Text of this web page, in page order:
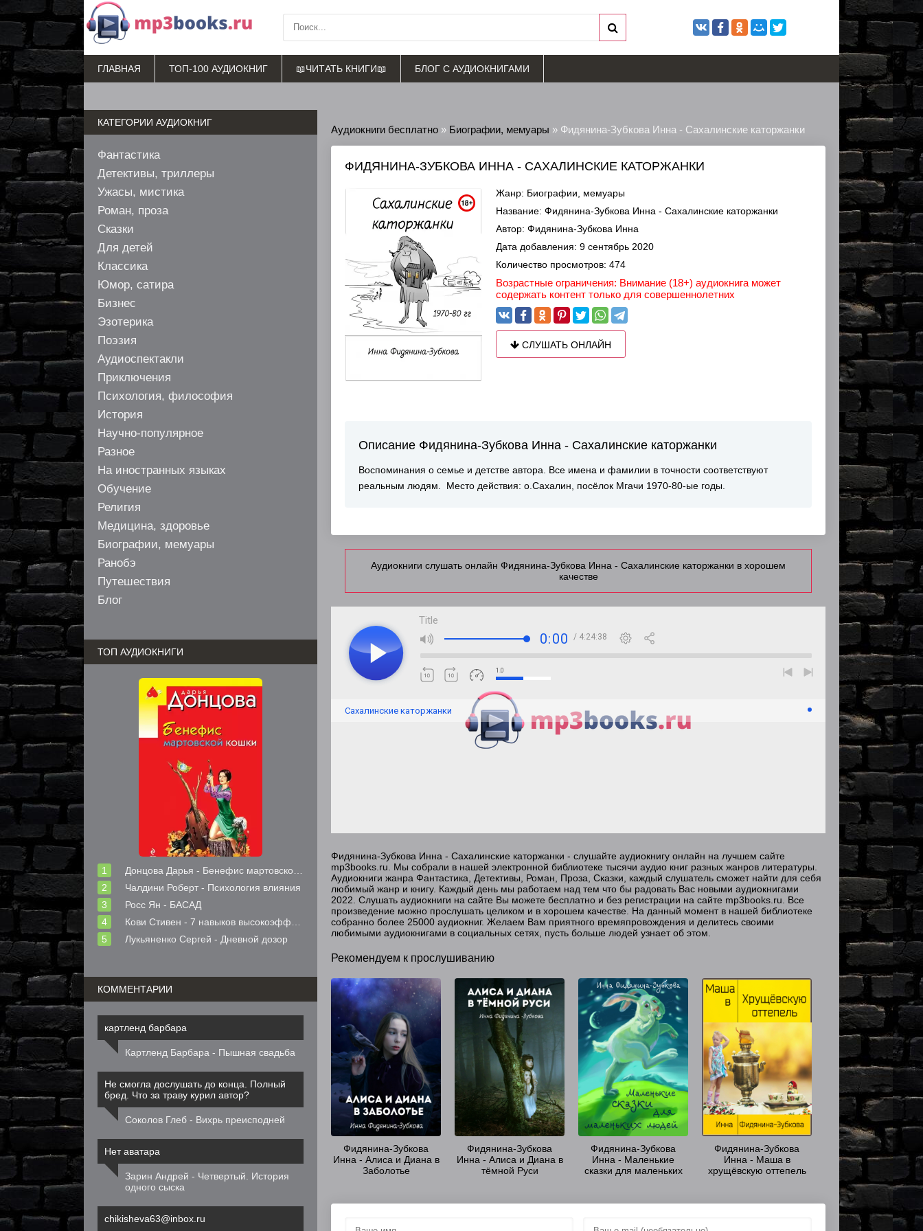
Аудиокниги бесплатно » Биографии, мемуары » Фидянина-Зубкова Инна - Сахалинские каторжанки
ФИДЯНИНА-ЗУБКОВА ИННА - САХАЛИНСКИЕ КАТОРЖАНКИ
Жанр: Биографии, мемуары
Название: Фидянина-Зубкова Инна - Сахалинские каторжанки
Автор: Фидянина-Зубкова Инна
Дата добавления: 9 сентябрь 2020
Количество просмотров: 474
Возрастные ограничения: Внимание (18+) аудиокнига может
содержать контент только для совершеннолетних
СЛУШАТЬ ОНЛАЙН
Описание Фидянина-Зубкова Инна - Сахалинские каторжанки
Воспоминания о семье и детстве автора. Все имена и фамилии в точности соответствуют
реальным людям. Место действия: о.Сахалин, посёлок Мгачи 1970-80-ые годы.
Аудиокниги слушать онлайн Фидянина-Зубкова Инна - Сахалинские каторжанки в хорошем
качестве
Title
0:00 / 4:24:38
1.0
Сахалинские каторжанки
Фидянина-Зубкова Инна - Сахалинские каторжанки - слушайте аудиокнигу онлайн на лучшем сайте
mp3books.ru. Мы собрали в нашей электронной библиотеке тысячи аудио книг разных жанров литературы.
Аудиокниги жанра Фантастика, Детективы, Роман, Проза, Сказки, каждый слушатель сможет найти для себя
любимый жанр и книгу. Каждый день мы работаем над тем что бы радовать Вас новыми аудиокнигами
2022. Слушать аудиокниги на сайте Вы можете бесплатно и без регистрации на сайте mp3books.ru. Все
произведение можно прослушать целиком и в хорошем качестве. На данный момент в нашей библиотеке
собранно более 25000 аудиокниг. Желаем Вам приятного времяпровождения и делитесь своими
любимыми аудиокнигами в социальных сетях, пусть больше людей узнает об этом.
Рекомендуем к прослушиванию
Фидянина-Зубкова
Инна - Алиса и Диана в
Заболотье
Фидянина-Зубкова
Инна - Алиса и Диана в
тёмной Руси
Фидянина-Зубкова
Инна - Маленькие
сказки для маленьких
Фидянина-Зубкова
Инна - Маша в
хрущёвскую оттепель
КАТЕГОРИИ АУДИОКНИГ
Фантастика
Детективы, триллеры
Ужасы, мистика
Роман, проза
Сказки
Для детей
Классика
Юмор, сатира
Бизнес
Эзотерика
Поэзия
Аудиоспектакли
Приключения
Психология, философия
История
Научно-популярное
Разное
На иностранных языках
Обучение
Религия
Медицина, здоровье
Биографии, мемуары
Ранобэ
Путешествия
Блог
ТОП АУДИОКНИГИ
Донцова Дарья - Бенефис мартовской кошки
Чалдини Роберт - Психология влияния
Росс Ян - БАСАД
Кови Стивен - 7 навыков высокоэффективных людей
Лукьяненко Сергей - Дневной дозор
КОММЕНТАРИИ
картленд барбара
Картленд Барбара - Пышная свадьба
Не смогла дослушать до конца. Полный
бред. Что за траву курил автор?
Соколов Глеб - Вихрь преисподней
Нет аватара
Зарин Андрей - Четвертый. История
одного сыска
chikisheva63@inbox.ru
ГЛАВНАЯ ТОП-100 АУДИОКНИГ 📖ЧИТАТЬ КНИГИ📖 БЛОГ С АУДИОКНИГАМИ